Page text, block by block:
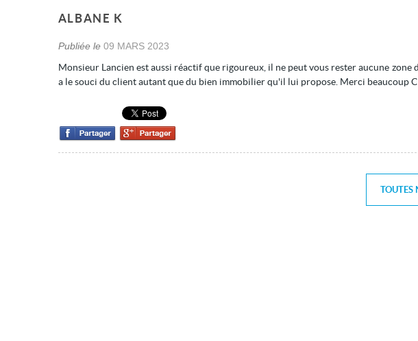
ALBANE K
Publiée le 09 MARS 2023
Monsieur Lancien est aussi réactif que rigoureux, il ne peut vous rester aucune
a le souci du client autant que du bien immobilier qu'il lui propose. Merci beaucoup
TOUTES